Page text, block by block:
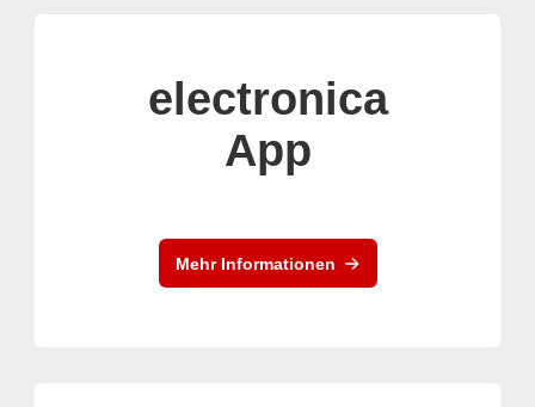
electronica
App
Mehr Informationen